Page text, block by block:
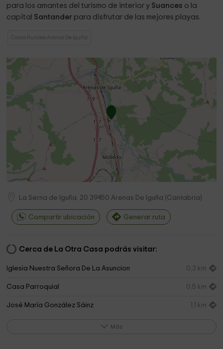
para los amantes del turismo de interior y Suances o la
capital Santander para disfrutar de las mejores playas.
Casas Rurales Arenas De Iguña
La Serna de Iguña, 20 39450 Arenas De Iguña (Cantabria)
Compartir ubicación Generar ruta
Cerca de La Otra Casa podrás visitar:
Iglesia Nuestra Señora De La Asuncion 0,3 km
Casa Parroquial 0,5 km
José María González Sáinz 1,1 km
Iglesia Mozárabe de Santa Leocadia
Más